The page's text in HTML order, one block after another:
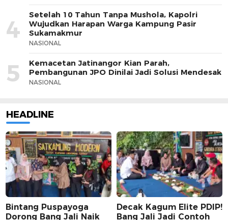
4
Setelah 10 Tahun Tanpa Mushola, Kapolri
Wujudkan Harapan Warga Kampung Pasir
Sukamakmur
NASIONAL
5
Kemacetan Jatinangor Kian Parah,
Pembangunan JPO Dinilai Jadi Solusi Mendesak
NASIONAL
HEADLINE
Bintang Puspayoga
Dorong Bang Jali Naik
Decak Kagum Elite PDIP!
Bang Jali Jadi Contoh